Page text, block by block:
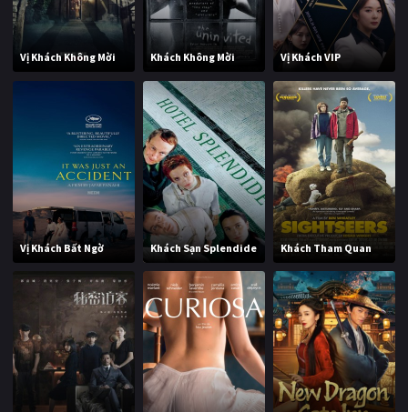
Vị Khách Không Mời Khách Không Mời Vị Khách VIP
Vị Khách Bất Ngờ Khách Sạn Splendide Khách Tham Quan